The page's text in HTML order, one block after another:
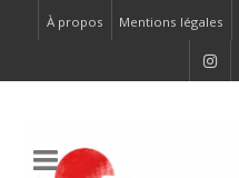
À propos Mentions légales